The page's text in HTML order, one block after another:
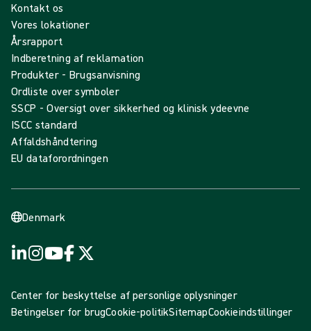
Kontakt os
Vores lokationer
Årsrapport
Indberetning af reklamation
Produkter - Brugsanvisning
Ordliste over symboler
SSCP - Oversigt over sikkerhed og klinisk ydeevne
ISCC standard
Affaldshåndtering
EU dataforordningen
Denmark
Center for beskyttelse af personlige oplysninger
Betingelser for brugCookie-politikSitemapCookieindstillinger